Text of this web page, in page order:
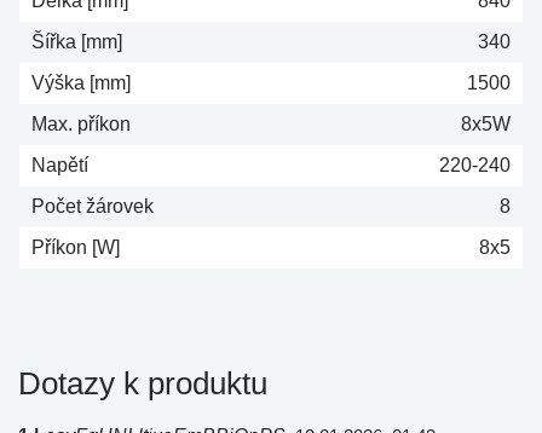
Šířka [mm]
340
Výška [mm]
1500
Max. příkon
8x5W
Napětí
220-240
Počet žárovek
8
Příkon [W]
8x5
Dotazy k produktu